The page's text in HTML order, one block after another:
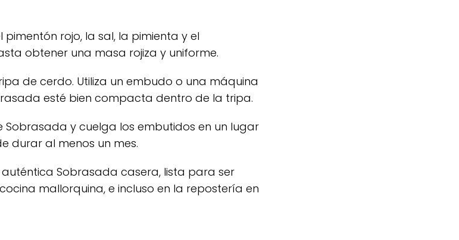
rojo, la sal, la pimienta y el
obtener una masa rojiza y uniforme.
de cerdo. Utiliza un embudo o una máquina
esté bien compacta dentro de la tripa.
y cuelga los embutidos en un lugar
durar al menos un mes.
Sobrasada casera, lista para ser
mallorquina, e incluso en la repostería en